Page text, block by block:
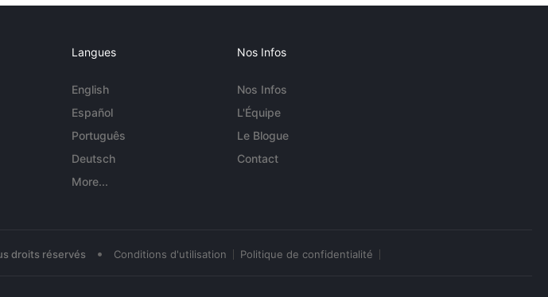
Langues
English
Español
Português
Deutsch
More...
Nos Infos
Nos Infos
L'Équipe
Le Blogue
Contact
droits réservés • Conditions d'utilisation Politique de confidentialité